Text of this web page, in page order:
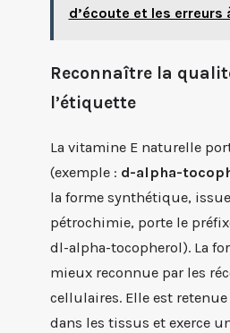
d’écoute et les erreurs
Reconnaître la
l’étiquette
La vitamine E naturelle
(exemple : d-alpha-
la forme synthétique,
pétrochimie, porte le
dl-alpha-tocopherol). La
mieux reconnue par les
cellulaires. Elle est
dans les tissus et exerce